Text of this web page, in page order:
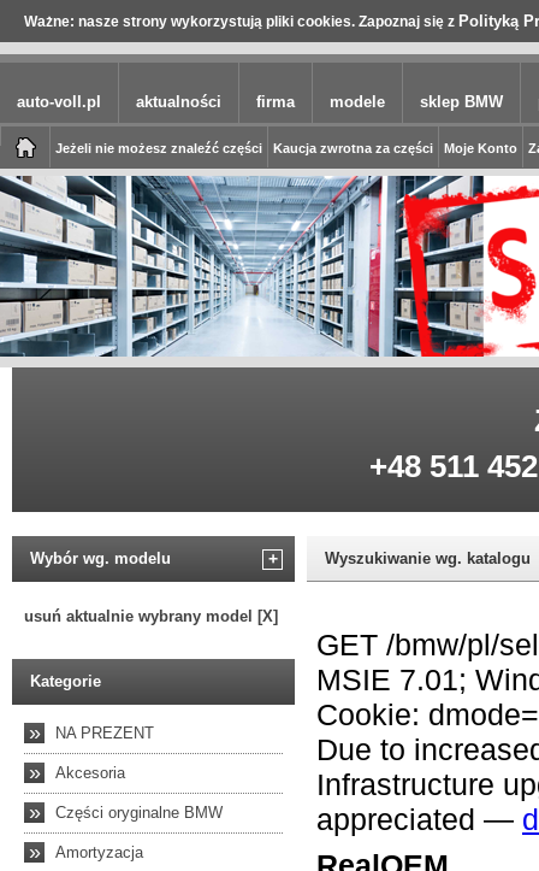
Ważne: nasze strony wykorzystują pliki cookies. Zapoznaj się z Polityką
auto-voll.pl aktualności firma modele sklep BMW
Jeżeli nie możesz znaleźć części Kaucja zwrotna za części Moje Konto
+48 511
Wybór wg. modelu +
usuń aktualnie wybrany model [X]
Kategorie
» NA PREZENT
» Akcesoria
» Części oryginalne BMW
» Amortyzacja
Wyszukiwanie wg. katalogu